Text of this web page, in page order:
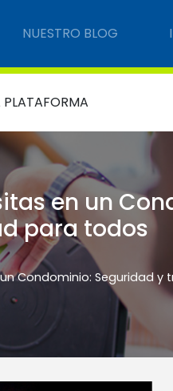
NUESTRO BLOG
PLATAFORMA
en un
para todos
Condominio: Seguridad